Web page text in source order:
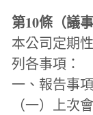
第10條（議事
本公司定期
列各事項：
一、報告事項
（一）上次